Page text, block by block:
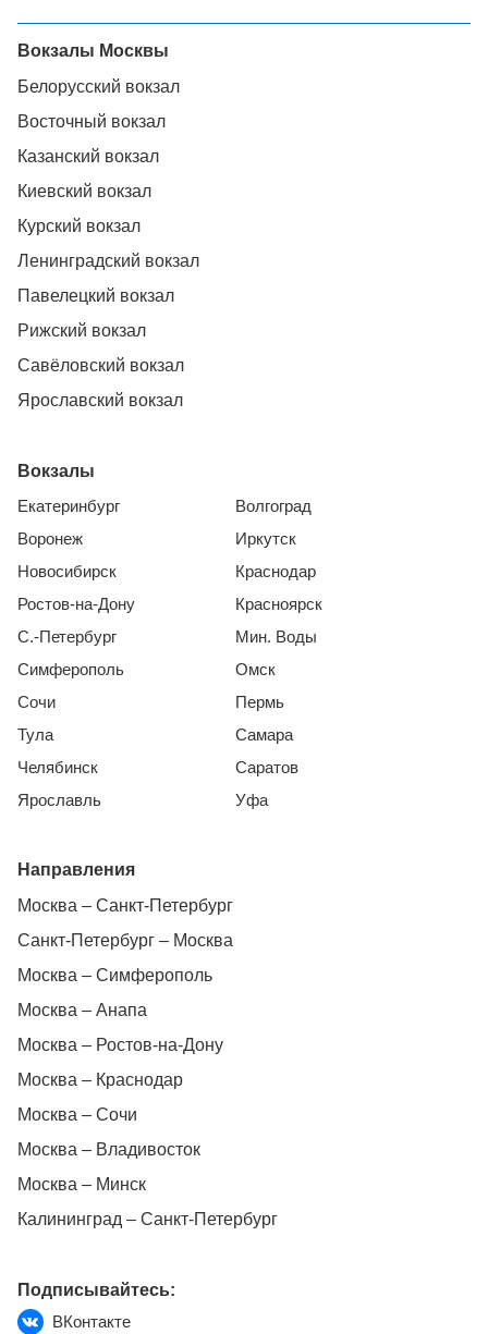
Вокзалы Москвы
Белорусский вокзал
Восточный вокзал
Казанский вокзал
Киевский вокзал
Курский вокзал
Ленинградский вокзал
Павелецкий вокзал
Рижский вокзал
Савёловский вокзал
Ярославский вокзал
Вокзалы
Екатеринбург
Воронеж
Новосибирск
Ростов-на-Дону
С.-Петербург
Симферополь
Сочи
Тула
Челябинск
Ярославль
Волгоград
Иркутск
Краснодар
Красноярск
Мин. Воды
Омск
Пермь
Самара
Саратов
Уфа
Направления
Москва – Санкт-Петербург
Санкт-Петербург – Москва
Москва – Симферополь
Москва – Анапа
Москва – Ростов-на-Дону
Москва – Краснодар
Москва – Сочи
Москва – Владивосток
Москва – Минск
Калининград – Санкт-Петербург
Подписывайтесь:
ВКонтакте